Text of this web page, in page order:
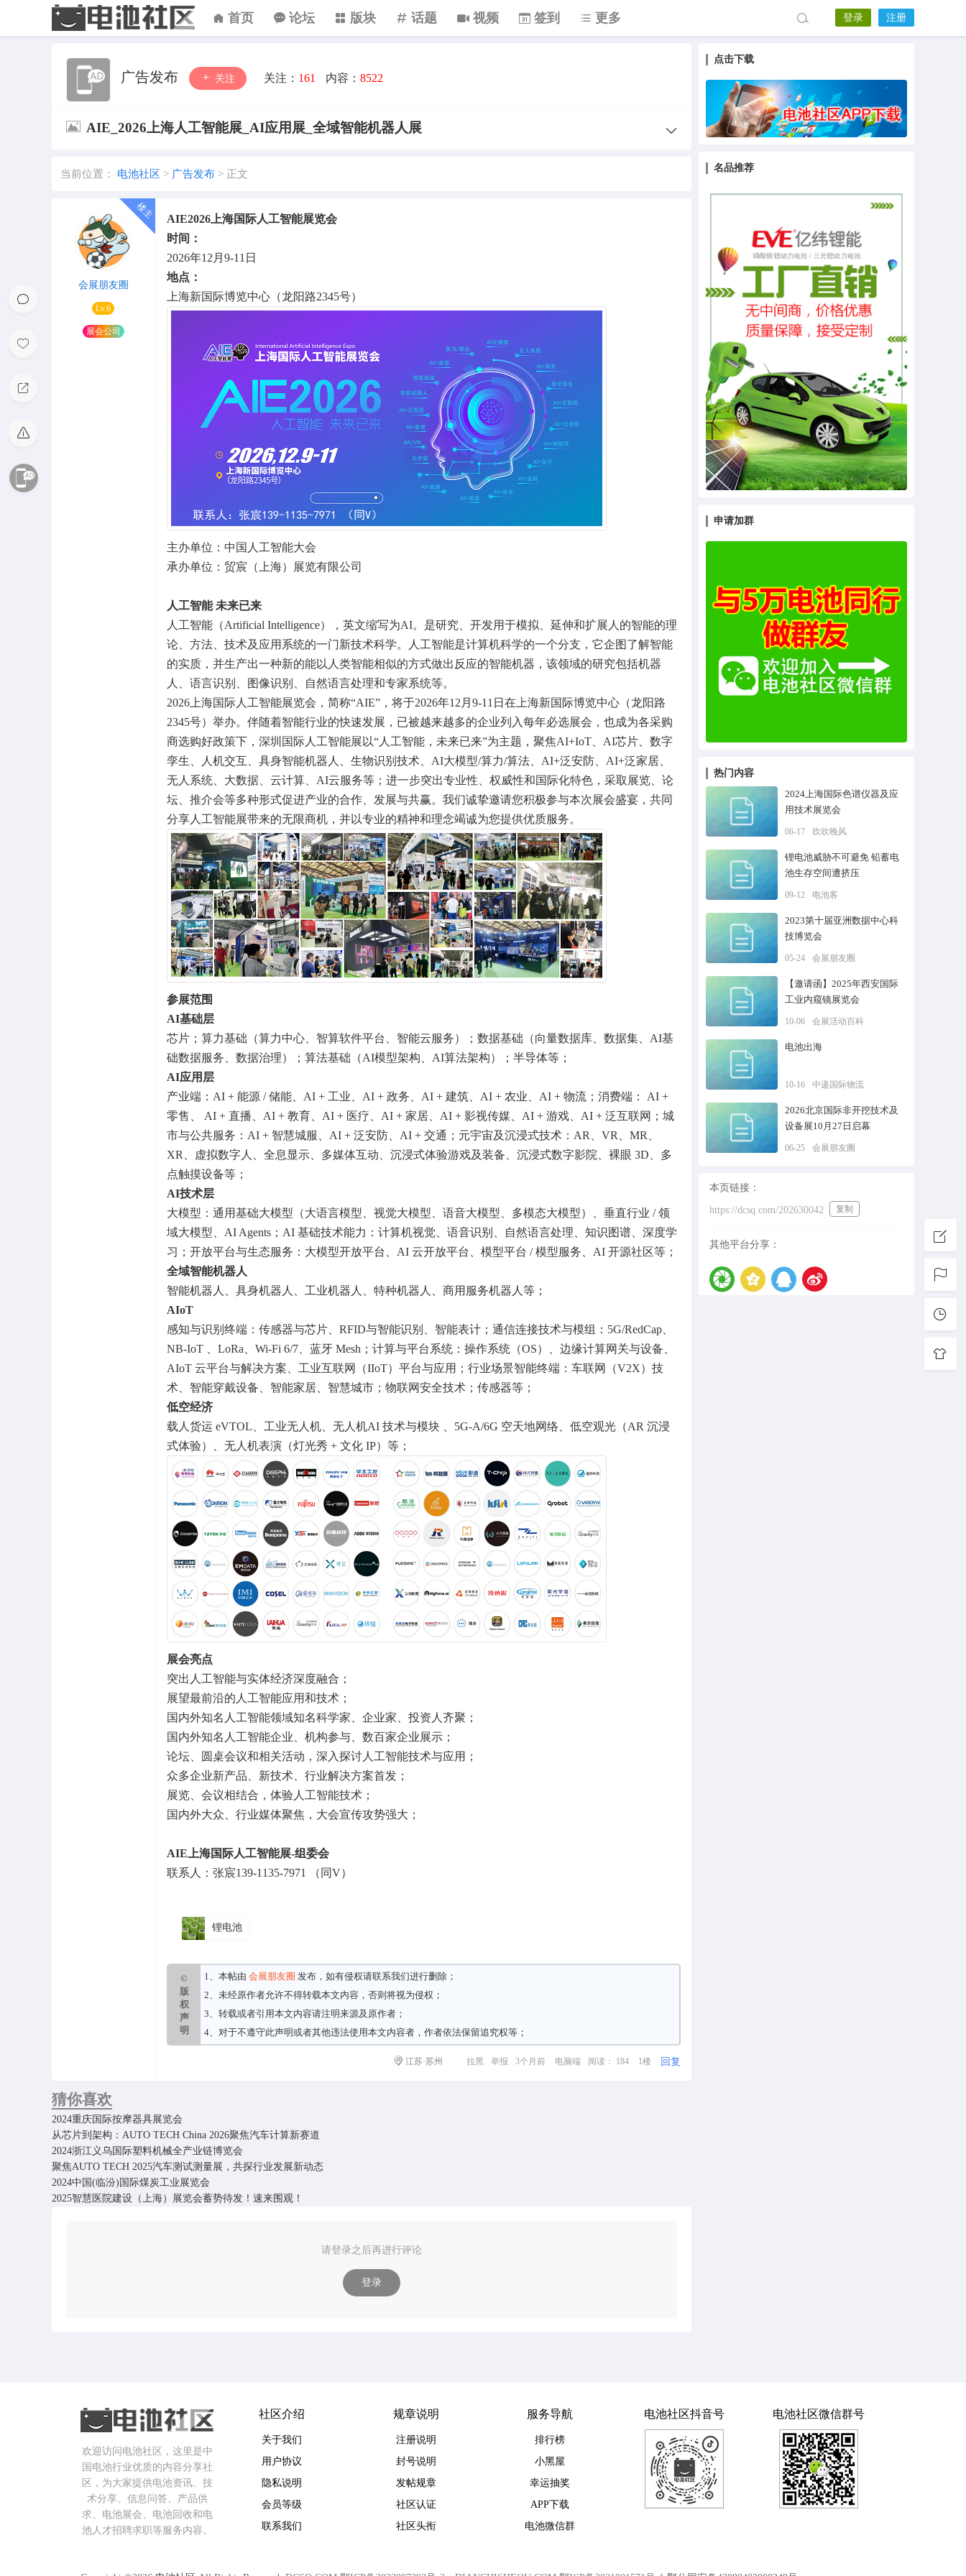
首页 论坛 版块 话题 视频 签到 更多 登录 注册
广告发布 关注 关注： 161 内容： 8522
AIE_2026上海人工智能展_AI应用展_全域智能机器人展
当前位置： 电池社区 > 广告发布 > 正文
会展朋友圈
Lv.6
展会公司
AIE2026上海国际人工智能展览会
时间：
2026年12月9-11日
地点：
上海新国际博览中心（龙阳路2345号）
主办单位：中国人工智能大会
承办单位：贸宸（上海）展览有限公司
人工智能 未来已来
人工智能（Artificial Intelligence），英文缩写为AI。是研究、开发用于模拟、延伸和扩展人的智能的理
论、方法、技术及应用系统的一门新技术科学。人工智能是计算机科学的一个分支，它企图了解智能
的实质，并生产出一种新的能以人类智能相似的方式做出反应的智能机器，该领域的研究包括机器
人、语言识别、图像识别、自然语言处理和专家系统等。
2026上海国际人工智能展览会，简称“AIE”，将于2026年12月9-11日在上海新国际博览中心（龙阳路
2345号）举办。伴随着智能行业的快速发展，已被越来越多的企业列入每年必选展会，也成为各采购
商选购好政策下，深圳国际人工智能展以“人工智能，未来已来”为主题，聚焦AI+IoT、AI芯片、数字
孪生、人机交互、具身智能机器人、生物识别技术、AI大模型/算力/算法、AI+泛安防、AI+泛家居、
无人系统、大数据、云计算、AI云服务等；进一步突出专业性、权威性和国际化特色，采取展览、论
坛、推介会等多种形式促进产业的合作、发展与共赢。我们诚挚邀请您积极参与本次展会盛宴，共同
分享人工智能展带来的无限商机，并以专业的精神和理念竭诚为您提供优质服务。
参展范围
AI基础层
芯片；算力基础（算力中心、智算软件平台、智能云服务）；数据基础（向量数据库、数据集、AI基
础数据服务、数据治理）；算法基础（AI模型架构、AI算法架构）；半导体等；
AI应用层
产业端：AI + 能源 / 储能、AI + 工业、AI + 政务、AI + 建筑、AI + 农业、AI + 物流；消费端： AI +
零售、 AI + 直播、AI + 教育、AI + 医疗、AI + 家居、AI + 影视传媒、AI + 游戏、AI + 泛互联网；城
市与公共服务：AI + 智慧城服、AI + 泛安防、AI + 交通；元宇宙及沉浸式技术：AR、VR、MR、
XR、虚拟数字人、全息显示、多媒体互动、沉浸式体验游戏及装备、沉浸式数字影院、裸眼 3D、多
点触摸设备等；
AI技术层
大模型：通用基础大模型（大语言模型、视觉大模型、语音大模型、多模态大模型）、垂直行业 / 领
域大模型、AI Agents；AI 基础技术能力：计算机视觉、语音识别、自然语言处理、知识图谱、深度学
习；开放平台与生态服务：大模型开放平台、AI 云开放平台、模型平台 / 模型服务、AI 开源社区等；
全域智能机器人
智能机器人、具身机器人、工业机器人、特种机器人、商用服务机器人等；
AIoT
感知与识别终端：传感器与芯片、RFID与智能识别、智能表计；通信连接技术与模组：5G/RedCap、
NB-IoT 、LoRa、Wi-Fi 6/7、蓝牙 Mesh；计算与平台系统：操作系统（OS）、边缘计算网关与设备、
AIoT 云平台与解决方案、工业互联网（IIoT）平台与应用；行业场景智能终端：车联网（V2X）技
术、智能穿戴设备、智能家居、智慧城市；物联网安全技术；传感器等；
低空经济
载人货运 eVTOL、工业无人机、无人机AI 技术与模块 、5G-A/6G 空天地网络、低空观光（AR 沉浸
式体验）、无人机表演（灯光秀 + 文化 IP）等；
展会亮点
突出人工智能与实体经济深度融合；
展望最前沿的人工智能应用和技术；
国内外知名人工智能领域知名科学家、企业家、投资人齐聚；
国内外知名人工智能企业、机构参与、数百家企业展示；
论坛、圆桌会议和相关活动，深入探讨人工智能技术与应用；
众多企业新产品、新技术、行业解决方案首发；
展览、会议相结合，体验人工智能技术；
国内外大众、行业媒体聚焦，大会宣传攻势强大；
AIE上海国际人工智能展-组委会
联系人：张宸139-1135-7971 （同V）
锂电池
©
版
权
声
明
1、本帖由 会展朋友圈 发布，如有侵权请联系我们进行删除；
2、未经原作者允许不得转载本文内容，否则将视为侵权；
3、转载或者引用本文内容请注明来源及原作者；
4、对于不遵守此声明或者其他违法使用本文内容者，作者依法保留追究权等；
江苏·苏州 拉黑 举报 3个月前 电脑端 阅读： 184 1楼 回复
猜你喜欢
2024重庆国际按摩器具展览会
从芯片到架构：AUTO TECH China 2026聚焦汽车计算新赛道
2024浙江义乌国际塑料机械全产业链博览会
聚焦AUTO TECH 2025汽车测试测量展，共探行业发展新动态
2024中国(临汾)国际煤炭工业展览会
2025智慧医院建设（上海）展览会蓄势待发！速来围观！
请登录之后再进行评论
登录
点击下载
名品推荐
申请加群
热门内容
2024上海国际色谱仪器及应
用技术展览会
06-17 吹吹晚风
锂电池威胁不可避免 铅蓄电
池生存空间遭挤压
09-12 电池客
2023第十届亚洲数据中心科
技博览会
05-24 会展朋友圈
【邀请函】2025年西安国际
工业内窥镜展览会
10-06 会展活动百科
电池出海
10-16 中递国际物流
2026北京国际非开挖技术及
设备展10月27日启幕
06-25 会展朋友圈
本页链接：
https://dcsq.com/202630042 复制
其他平台分享：
欢迎访问电池社区，这里是中
国电池行业优质的内容分享社
区，为大家提供电池资讯、技
术分享、信息问答、产品供
求、电池展会、电池回收和电
池人才招聘求职等服务内容。
社区介绍
关于我们
用户协议
隐私说明
会员等级
联系我们
规章说明
注册说明
封号说明
发帖规章
社区认证
社区头衔
服务导航
排行榜
小黑屋
幸运抽奖
APP下载
电池微信群
电池社区抖音号 电池社区微信群号